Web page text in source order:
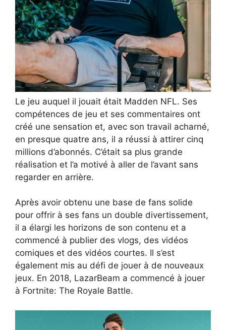
Le jeu auquel il jouait était Madden NFL. Ses
compétences de jeu et ses commentaires ont
créé une sensation et, avec son travail acharné,
en presque quatre ans, il a réussi à attirer cinq
millions d’abonnés. C’était sa plus grande
réalisation et l’a motivé à aller de l’avant sans
regarder en arrière.
Après avoir obtenu une base de fans solide
pour offrir à ses fans un double divertissement,
il a élargi les horizons de son contenu et a
commencé à publier des vlogs, des vidéos
comiques et des vidéos courtes. Il s’est
également mis au défi de jouer à de nouveaux
jeux. En 2018, LazarBeam a commencé à jouer
à Fortnite: The Royale Battle.